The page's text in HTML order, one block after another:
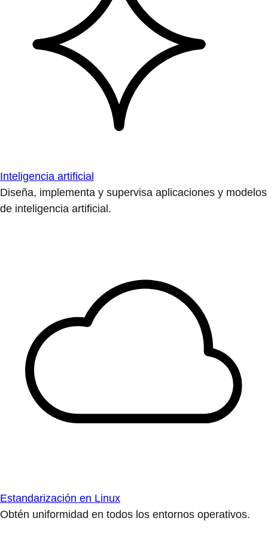
Inteligencia artificial
Diseña, implementa y supervisa aplicaciones y modelos
de inteligencia artificial.
Estandarización en Linux
Obtén uniformidad en todos los entornos operativos.